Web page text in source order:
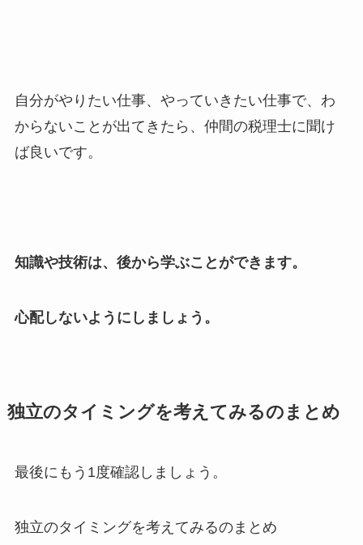
自分がやりたい仕事、やっていきたい仕事で、わ
からないことが出てきたら、仲間の税理士に聞け
ば良いです。
知識や技術は、後から学ぶことができます。
心配しないようにしましょう。
独立のタイミングを考えてみるのまとめ
最後にもう1度確認しましょう。
独立のタイミングを考えてみるのまとめ